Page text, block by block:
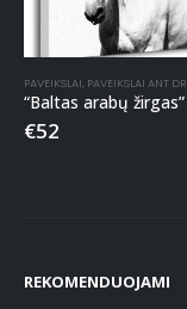
PAVEIKSLAI, PAVEIKSLAI ANT
€52
REKOMENDUOJAMI